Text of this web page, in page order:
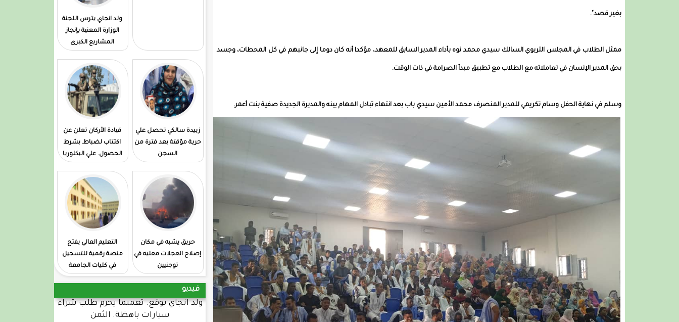
ولد انجاي يترس اللجنة
الوزارة المعنية بإنجاز
المشاريع الكبرى
زبيدة سالكي تحصل علي
حرية مؤقتة بعد فترة من
السجن
قيادة الأركان تعلن عن
اكتتاب لضباط. بشرط
الحصول. علي البكلوريا
حريق يشبه في مكان
إصلاح العجلات معليه في
توجنيين
التعليم العالي يفتح
منصة رقمية للتسجيل
في كليات الجامعة
فيديو
ولد انجاي يوقع. تعميما يحرم طلب شراء
سيارات باهظة. الثمن
بغير قصد".
ممثل الطلاب في المجلس التربوي السالك سيدي محمد نوه بأداء المدير السابق للمعهد، مؤكدا أنه كان دوما إلى جانبهم في كل المحطات، وجسد
بحق المدير الإنسان في تعاملاته مع الطلاب مع تطبيق مبدأ الصرامة في ذات الوقت.
وسلم في نهاية الحفل وسام تكريمي للمدير المنصرف محمد الأمين سيدي باب بعد انتهاء تبادل المهام بينه والمديرة الجديدة صفية بنت أعمر.